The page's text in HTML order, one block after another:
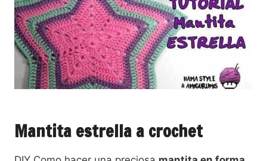
Mantita estrella a crochet